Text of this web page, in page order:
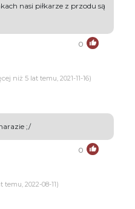
nasi piłkarze z przodu są
0
niż 5 lat temu, 2021-11-16)
;/
0
2022-08-11)